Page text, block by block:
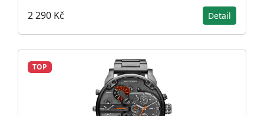
2 290 Kč Detail
TOP